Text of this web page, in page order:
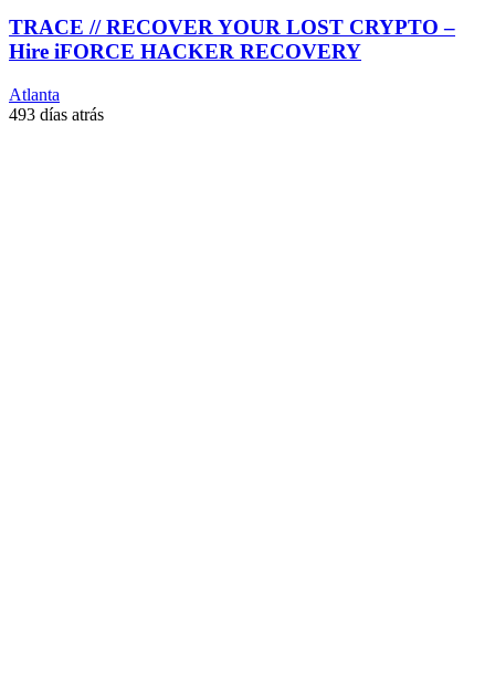
TRACE // RECOVER YOUR LOST CRYPTO –
Hire iFORCE HACKER RECOVERY
Atlanta
493 días atrás